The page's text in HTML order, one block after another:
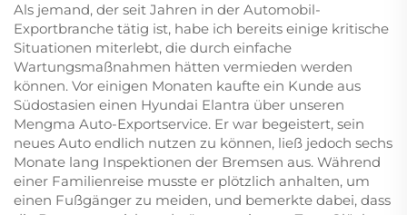
Als jemand, der seit Jahren in der Automobil-
Exportbranche tätig ist, habe ich bereits einige kritische
Situationen miterlebt, die durch einfache
Wartungsmaßnahmen hätten vermieden werden
können. Vor einigen Monaten kaufte ein Kunde aus
Südostasien einen Hyundai Elantra über unseren
Mengma Auto-Exportservice. Er war begeistert, sein
neues Auto endlich nutzen zu können, ließ jedoch sechs
Monate lang Inspektionen der Bremsen aus. Während
einer Familienreise musste er plötzlich anhalten, um
einen Fußgänger zu meiden, und bemerkte dabei, dass